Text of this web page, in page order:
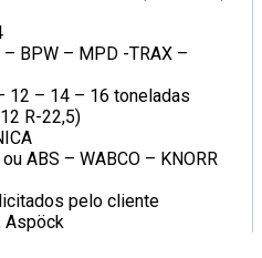
– MPD -TRAX –
12 – 14 – 16 toneladas
R-22,5)
ABS – WABCO – KNORR
pelo cliente
Aspöck